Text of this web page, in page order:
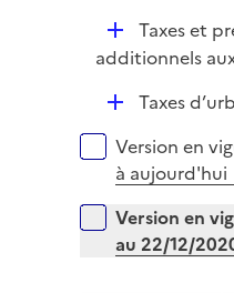
i
D
é
i
e
r
Taxes et
additionnels
D
p
l
i
r
Taxes
Versions sur la
Version en
à aujourd'hui
Version en
au 22/12/